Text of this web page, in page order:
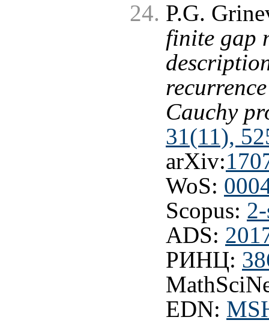
P.G.
finite gap
Cauchy
31(11),
arXiv:
WoS:
Scopus:
ADS:
РИНЦ:
EDN: